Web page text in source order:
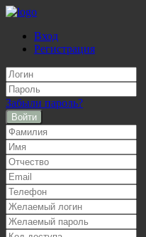
Вход
Регистрация
Забыли пароль?
Войти